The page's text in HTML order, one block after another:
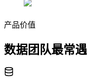
产品价值
数据团队最常